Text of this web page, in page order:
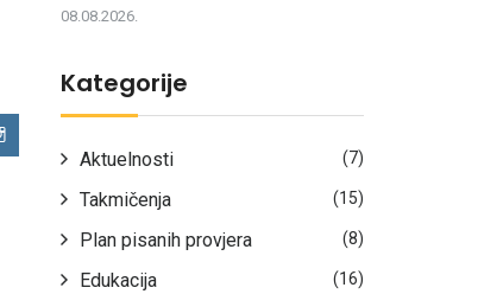
08.08.2026.
Kategorije
Aktuelnosti (7)
Takmičenja (15)
Plan pisanih provjera (8)
Edukacija (16)